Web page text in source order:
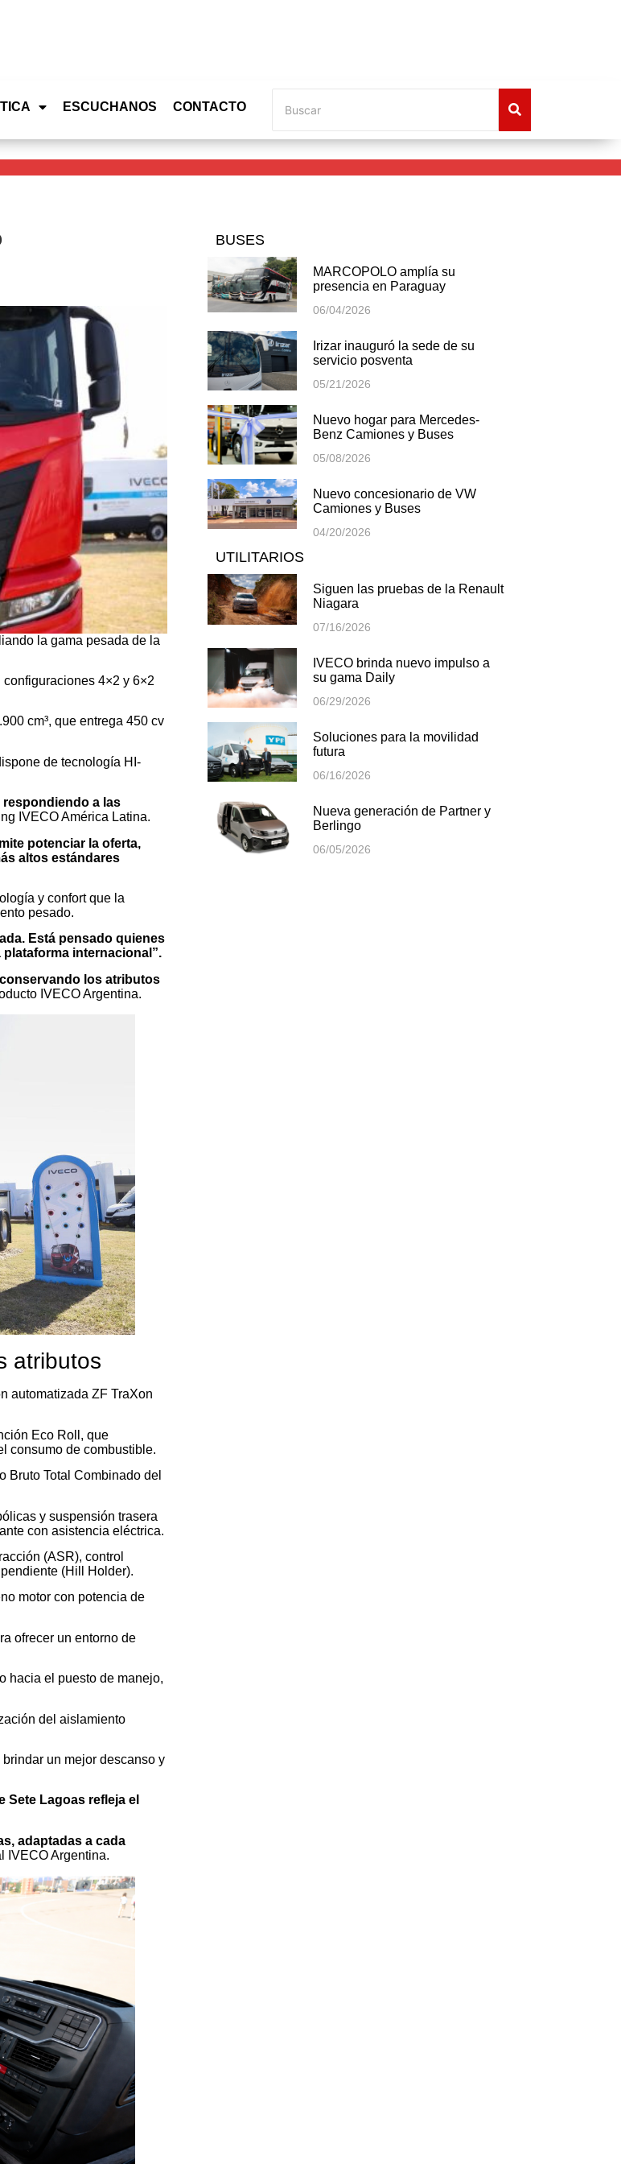
ESCUCHANOS CONTACTO
la gama pesada de la
4×2 y 6×2
cm³, que entrega 450 cv
de tecnología HI-
respondiendo a las
IVECO América Latina.
potenciar la oferta,
altos estándares
y confort que la
pesado.
Está pensado quienes
internacional”.
los atributos
IVECO Argentina.
atributos
automatizada ZF TraXon
Eco Roll, que
consumo de combustible.
Bruto Total Combinado del
y suspensión trasera
con asistencia eléctrica.
(ASR), control
(Hill Holder).
motor con potencia de
ofrecer un entorno de
hacia el puesto de manejo,
del aislamiento
un mejor descanso y
Sete Lagoas refleja el
adaptadas a cada
IVECO Argentina.
BUSES
MARCOPOLO amplía su
presencia en Paraguay
06/04/2026
Irizar inauguró la sede de su
servicio posventa
05/21/2026
Nuevo hogar para Mercedes-
Benz Camiones y Buses
05/08/2026
Nuevo concesionario de VW
Camiones y Buses
04/20/2026
UTILITARIOS
Siguen las pruebas de la Renault
Niagara
07/16/2026
IVECO brinda nuevo impulso a
su gama Daily
06/29/2026
Soluciones para la movilidad
futura
06/16/2026
Nueva generación de Partner y
Berlingo
06/05/2026